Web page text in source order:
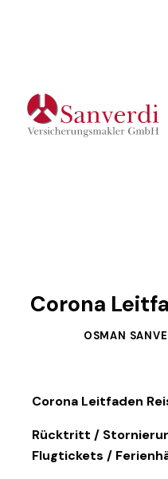
Corona
OSMAN
Corona Leitfaden
Rücktritt /
Flugtickets /